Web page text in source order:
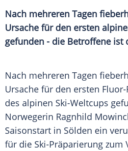
Nach mehreren Tagen
Ursache für den ersten
gefunden - die Betroffene ist
Nach mehreren Tagen
Ursache für den ersten
des alpinen Ski-Weltcups
Norwegerin Ragnhild
Saisonstart in Sölden ein
für die Ski-Präparierung zum